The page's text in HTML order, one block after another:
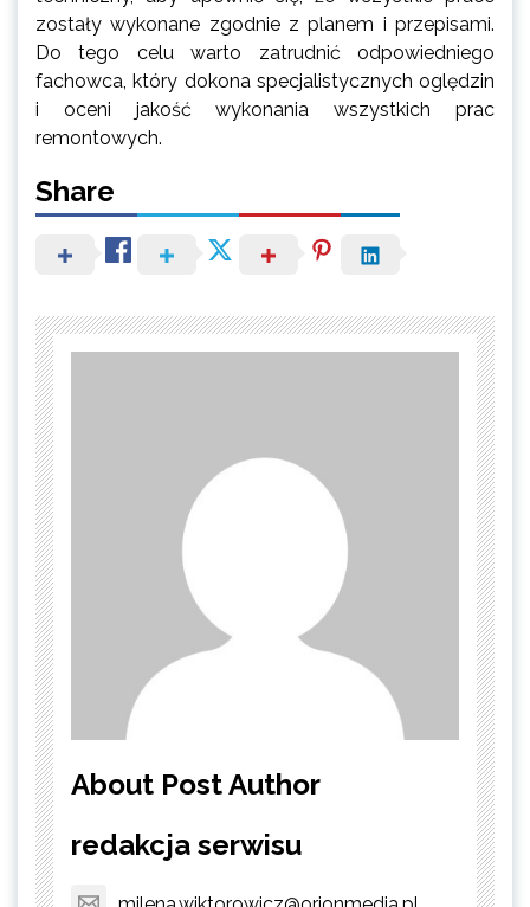
zostały wykonane zgodnie z planem i przepisami.
Do tego celu warto zatrudnić odpowiedniego
fachowca, który dokona specjalistycznych oględzin
i oceni jakość wykonania wszystkich prac
remontowych.
Share
About Post Author
redakcja serwisu